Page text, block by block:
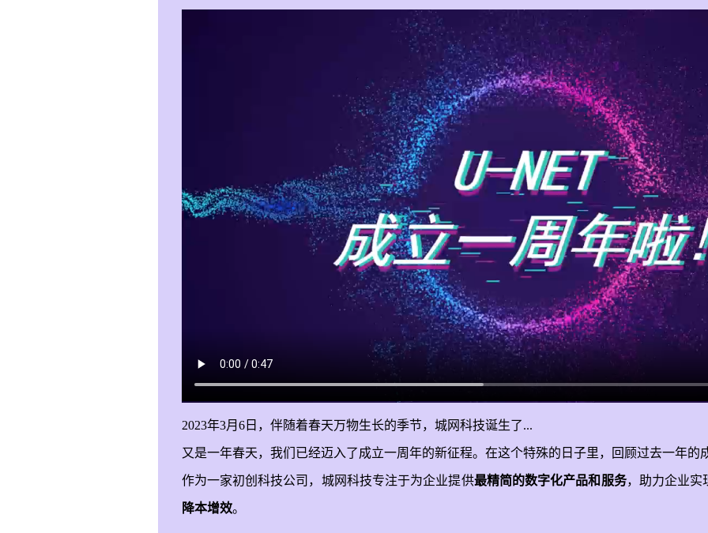
2023年3月6日，伴随着春天万物生长的季节，城网科技诞生了...
又是一年春天，我们已经迈入了成立一周年的新征程。在这个特殊的日子里，回顾过去一年的
作为一家初创科技公司，城网科技专注于为企业提供最精简的数字化产品和服务，助力企业实
降本增效。